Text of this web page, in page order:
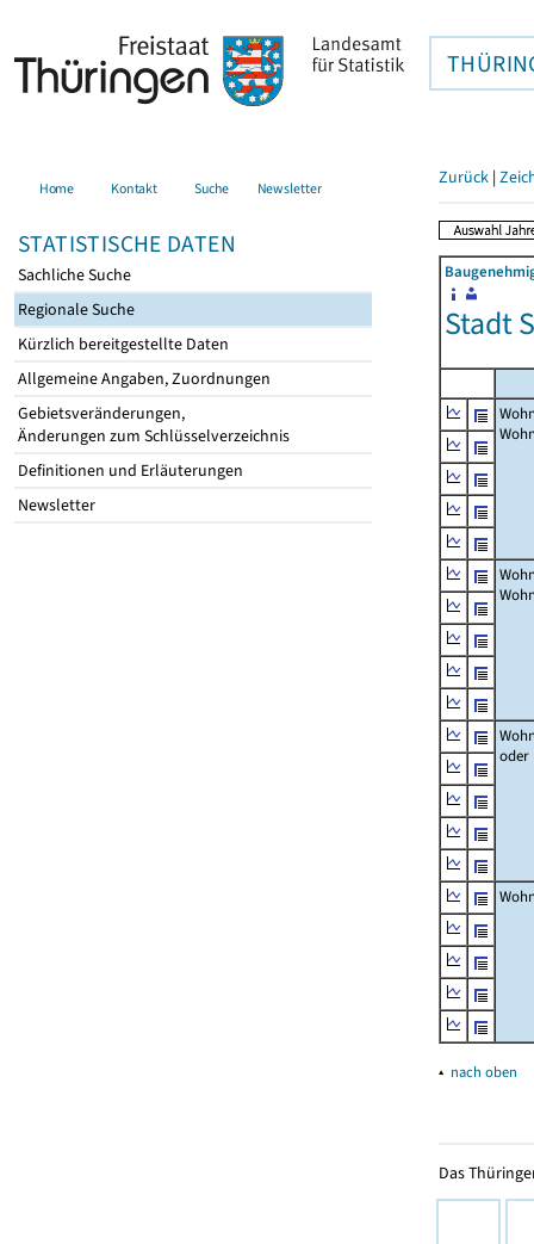
Home Kontakt Suche Newsletter
STATISTISCHE DATEN
Sachliche Suche
Regionale Suche
Kürzlich bereitgestellte Daten
Allgemeine Angaben, Zuordnungen
Gebietsveränderungen,
Änderungen zum Schlüsselverzeichnis
Definitionen und Erläuterungen
Newsletter
Zurück |
Stadt
oder
▴ nach oben
Das